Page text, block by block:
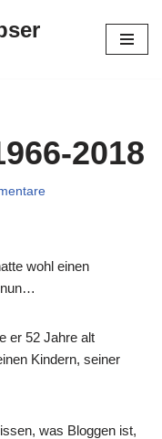
2018
wohl einen
nun…
er 52 Jahre alt
Kindern, seiner
was Bloggen ist,